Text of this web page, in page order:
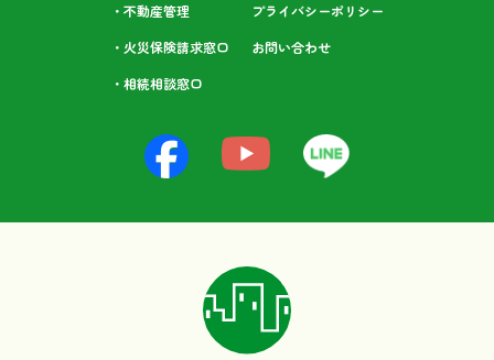
・不動産管理
・火災保険請求窓口
・相続相談⁩窓口
プライバシーポリシー
お問い合わせ